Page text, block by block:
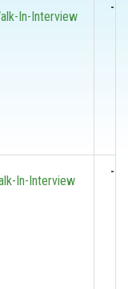
In-Interview
-
In-Interview
-